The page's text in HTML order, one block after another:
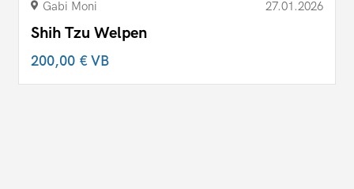
Gabi Moni 27.01.2026
Shih Tzu Welpen
200,00 €VB